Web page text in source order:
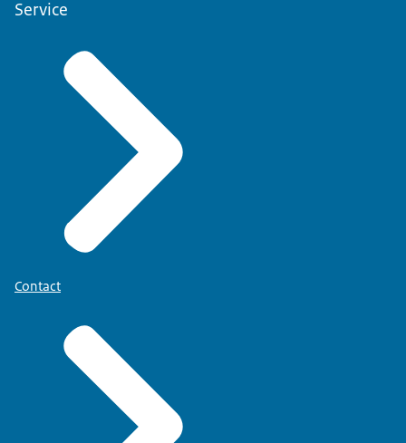
Service
Contact